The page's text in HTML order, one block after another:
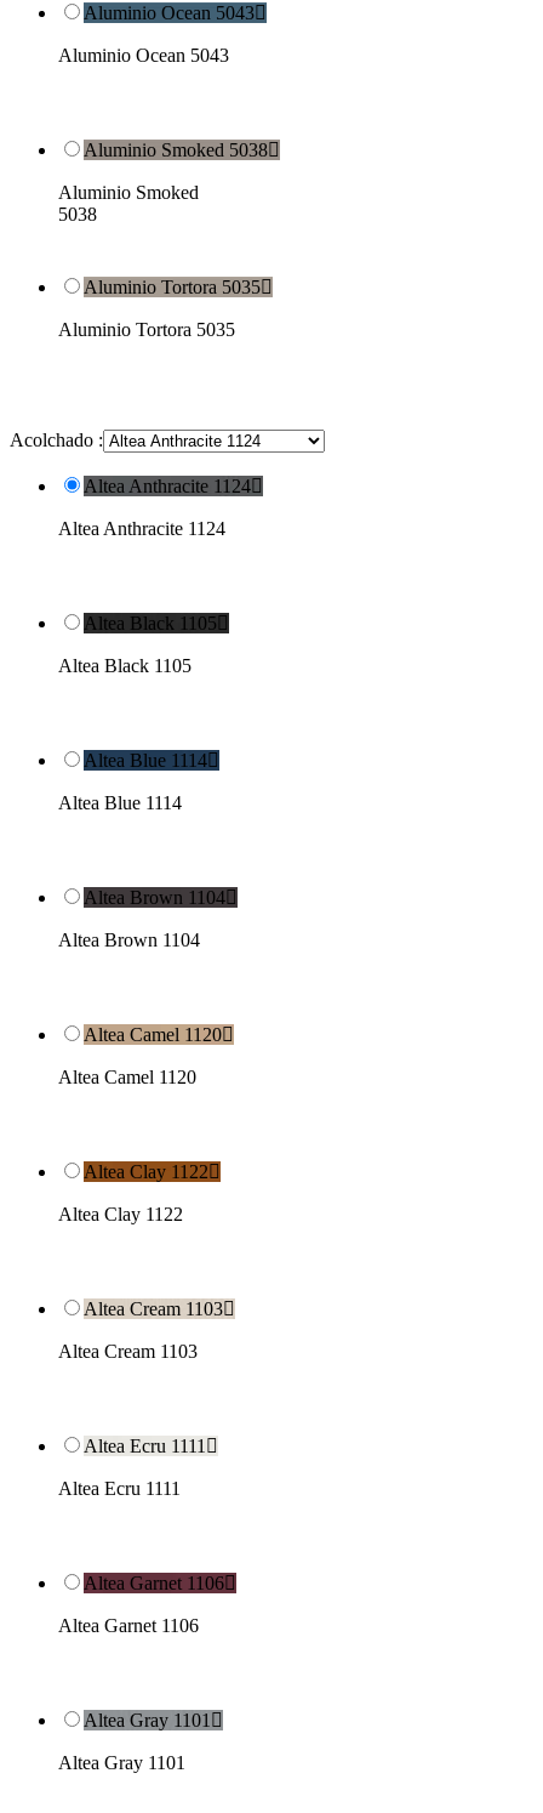
Aluminio Ocean 5043
Aluminio Ocean 5043
Aluminio Smoked 5038
Aluminio Smoked
5038
Aluminio Tortora 5035
Aluminio Tortora 5035
Acolchado :
Altea Anthracite 1124
Altea Anthracite 1124
Altea Black 1105
Altea Black 1105
Altea Blue 1114
Altea Blue 1114
Altea Brown 1104
Altea Brown 1104
Altea Camel 1120
Altea Camel 1120
Altea Clay 1122
Altea Clay 1122
Altea Cream 1103
Altea Cream 1103
Altea Ecru 1111 
Altea Ecru 1111
Altea Garnet 1106
Altea Garnet 1106
Altea Gray 1101 
Altea Gray 1101